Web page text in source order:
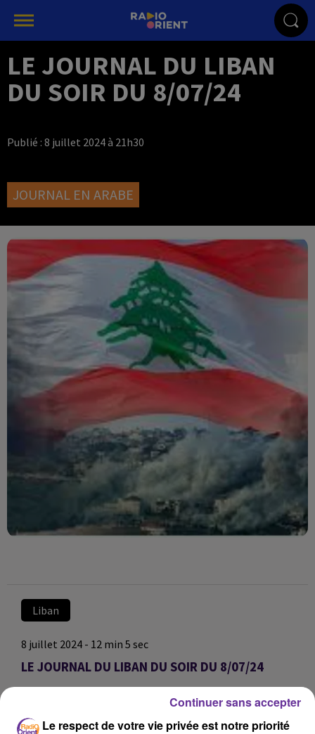
LE JOURNAL DU LIBAN
DU SOIR DU 8/07/24
Publié : 8 juillet 2024 à 21h30
JOURNAL EN ARABE
Liban
8 juillet 2024 - 12 min 5 sec
LE JOURNAL DU LIBAN DU SOIR DU 8/07/24
JOURNAL DU LIBAN
Le respect de votre vie privée est notre priorité
Continuer sans accepter